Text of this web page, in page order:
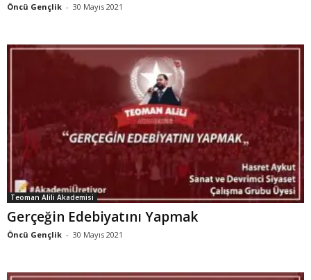
Öncü Gençlik - 30 Mayıs 2021
Teoman Alili Akademisi
Gerçeğin Edebiyatını Yapmak
Öncü Gençlik - 30 Mayıs 2021